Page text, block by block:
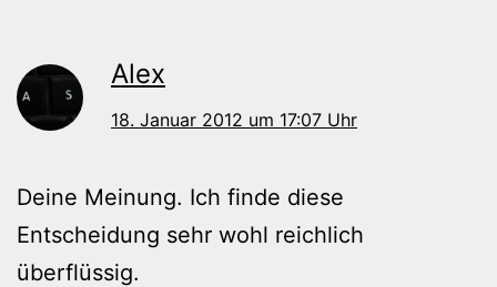
Alex
18. Januar 2012 um 17:07 Uhr
Deine Meinung. Ich finde diese
Entscheidung sehr wohl reichlich
überflüssig.